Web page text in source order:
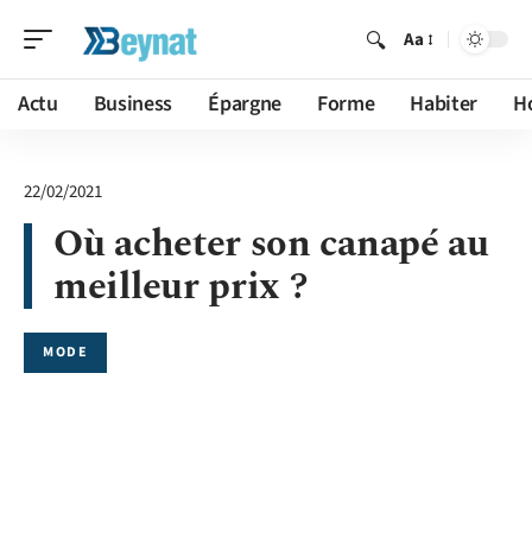
Aa
Actu Business Épargne Forme Habiter
22/02/2021
Où acheter son canapé au
meilleur prix ?
MODE